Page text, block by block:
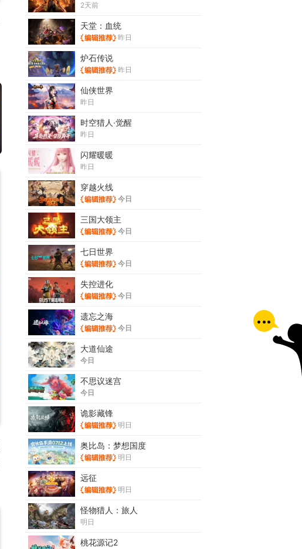
2天前
天堂：血统
昨日
炉石传说
昨日
仙侠世界
昨日
时空猎人·觉醒
昨日
闪耀暖暖
昨日
穿越火线
今日
三国大领主
今日
七日世界
今日
失控进化
今日
遗忘之海
今日
大道仙途
今日
不思议迷宫
今日
诡影藏锋
明日
奥比岛：梦想国度
明日
远征
明日
怪物猎人：旅人
明日
桃花源记2